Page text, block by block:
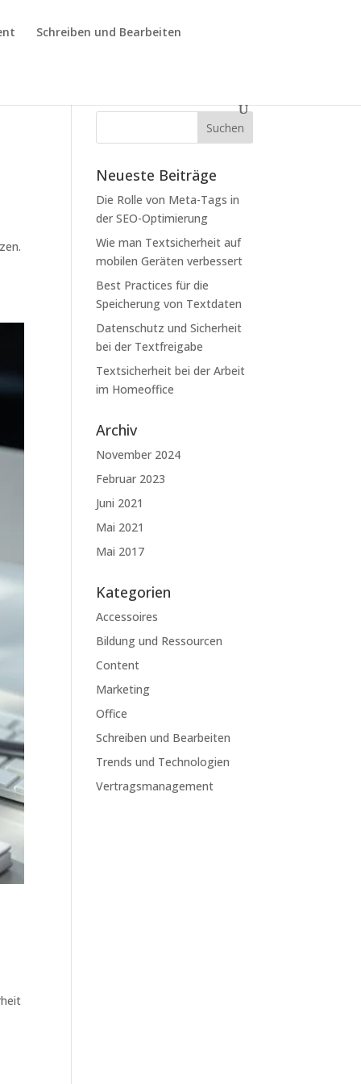
Schreiben und Bearbeiten
Neueste Beiträge
Die Rolle von Meta-Tags in
der SEO-Optimierung
Wie man Textsicherheit auf
mobilen Geräten verbessert
Best Practices für die
Speicherung von Textdaten
Datenschutz und Sicherheit
bei der Textfreigabe
Textsicherheit bei der Arbeit
im Homeoffice
Archiv
November 2024
Februar 2023
Juni 2021
Mai 2021
Mai 2017
Kategorien
Accessoires
Bildung und Ressourcen
Content
Marketing
Office
Schreiben und Bearbeiten
Trends und Technologien
Vertragsmanagement